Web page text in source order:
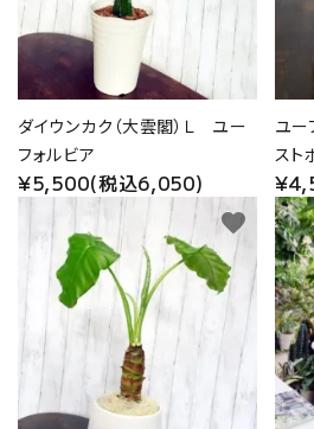
ダイウンカク（大雲閣）Ｌ ユー
フォルビア
¥5,500(税込6,050)
ユー
スト
favorite